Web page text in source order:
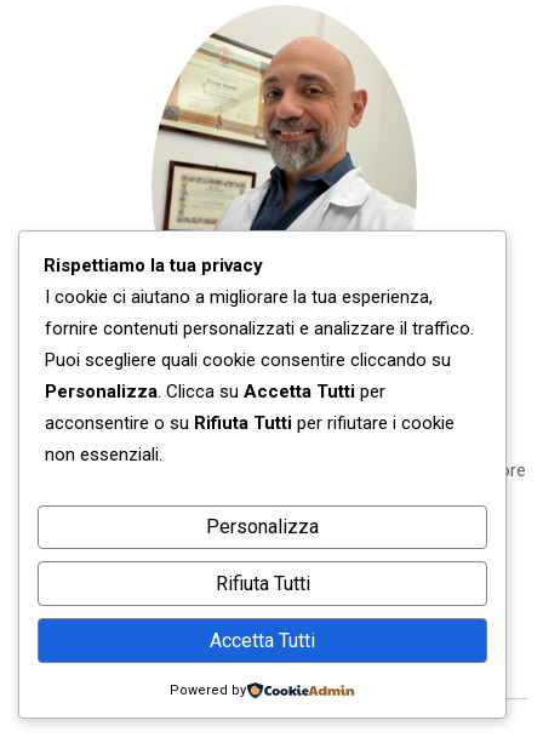
Dott. Giuseppe Scopelliti – Biologo Nutrizionista
e creatore
del metodo NutriGenius©.
600000+ follower sui social @atavolacolnutrizionista
Post Recenti
Rispettiamo la tua privacy
I cookie ci aiutano a migliorare la tua esperienza,
fornire contenuti personalizzati e analizzare il traffico.
Puoi scegliere quali cookie consentire cliccando su
Personalizza. Clicca su Accetta Tutti per
acconsentire o su Rifiuta Tutti per rifiutare i cookie
non essenziali.
Personalizza
Rifiuta Tutti
Accetta Tutti
Powered by